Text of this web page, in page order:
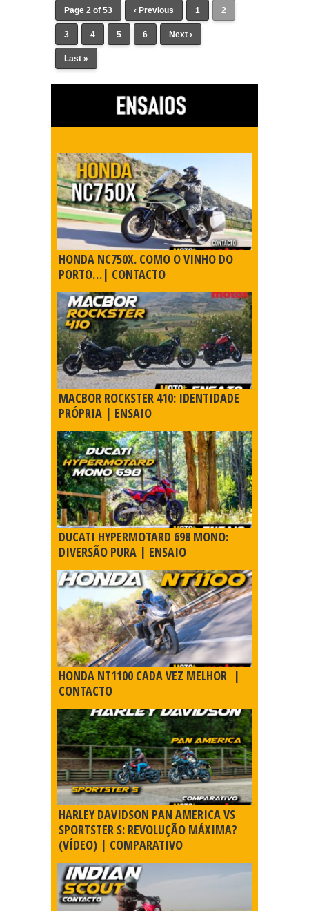
Page 2 of 53 ‹ Previous 1 2
3 4 5 6 Next ›
Last »
HONDA NC750X. COMO O VINHO DO
PORTO…| CONTACTO
MACBOR ROCKSTER 410: IDENTIDADE
PRÓPRIA | ENSAIO
DUCATI HYPERMOTARD 698 MONO:
DIVERSÃO PURA | ENSAIO
HONDA NT1100 CADA VEZ MELHOR |
CONTACTO
HARLEY DAVIDSON PAN AMERICA VS
SPORTSTER S: REVOLUÇÃO MÁXIMA?
(VÍDEO) | COMPARATIVO